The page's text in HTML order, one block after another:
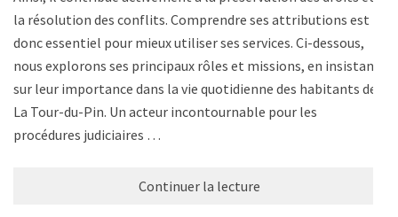
la résolution des conflits. Comprendre ses attributions est
donc essentiel pour mieux utiliser ses services. Ci-dessous,
nous explorons ses principaux rôles et missions, en insistant
sur leur importance dans la vie quotidienne des habitants de
La Tour-du-Pin. Un acteur incontournable pour les
procédures judiciaires …
Continuer la lecture